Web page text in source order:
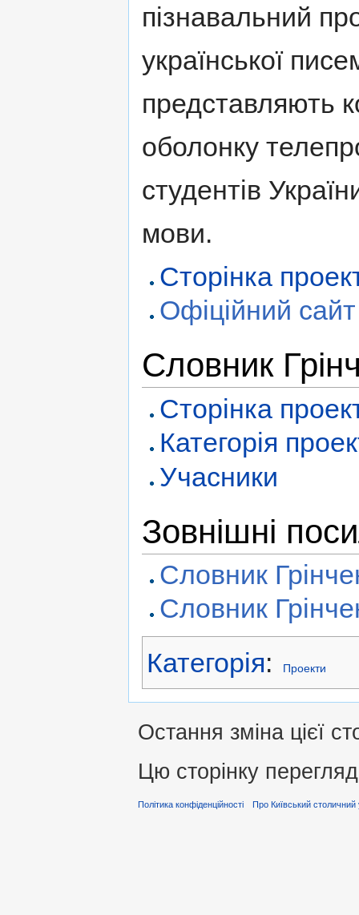
пізнавальний
української
представляють
оболонку
студентів
мови.
Сторінка
Офіційний
Словник
Сторінка
Категорія
Учасники
Зовнішні
Словник
Словник
Категорія: Проекти
Остання зміна цієї
Цю сторінку
Політика конфіденційності Про Київський столичний